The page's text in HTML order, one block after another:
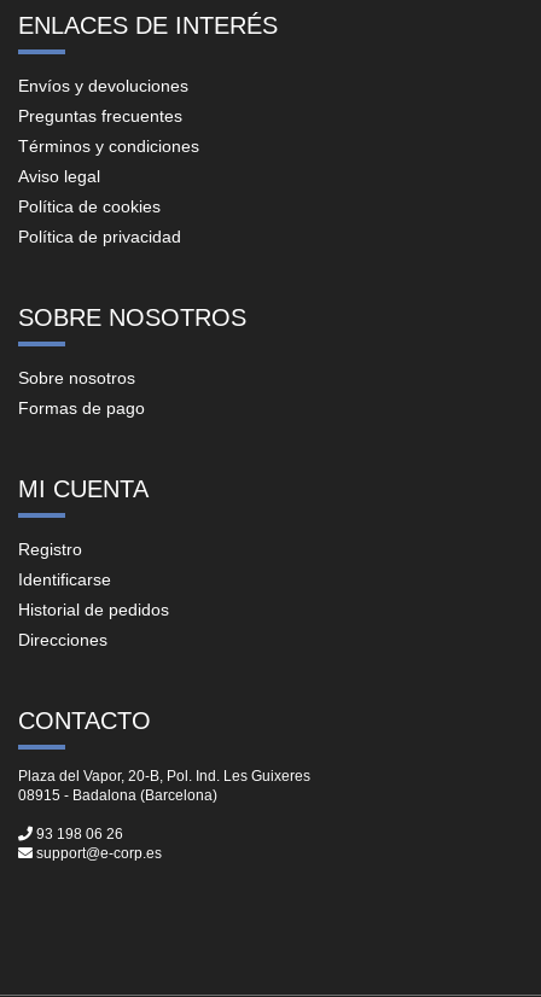
ENLACES DE INTERÉS
Envíos y devoluciones
Preguntas frecuentes
Términos y condiciones
Aviso legal
Política de cookies
Política de privacidad
SOBRE NOSOTROS
Sobre nosotros
Formas de pago
MI CUENTA
Registro
Identificarse
Historial de pedidos
Direcciones
CONTACTO
Plaza del Vapor, 20-B, Pol. Ind. Les Guixeres
08915 - Badalona (Barcelona)
93 198 06 26
support@e-corp.es